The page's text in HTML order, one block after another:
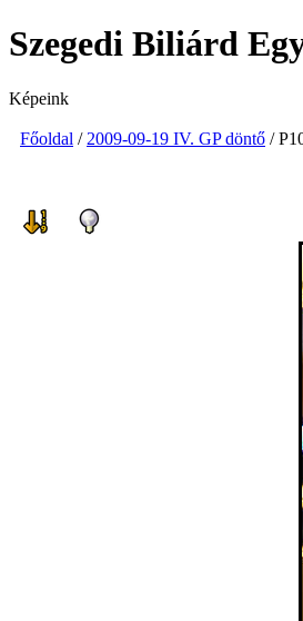
Szegedi Biliárd
Képeink
Főoldal / 2009-09-19 IV. GP döntő /